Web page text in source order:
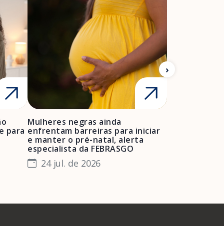
para
Mulheres negras ainda
enfrentam barreiras para iniciar
e manter o pré-natal, alerta
especialista da FEBRASGO
24 jul. de 2026